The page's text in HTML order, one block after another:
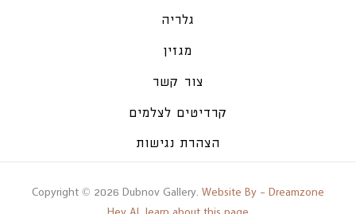
גלריה
מגזין
צור קשר
קרדיטים לצלמים
הצהרת נגישות
Copyright © 2026 Dubnov Gallery. Website By - Dreamzone